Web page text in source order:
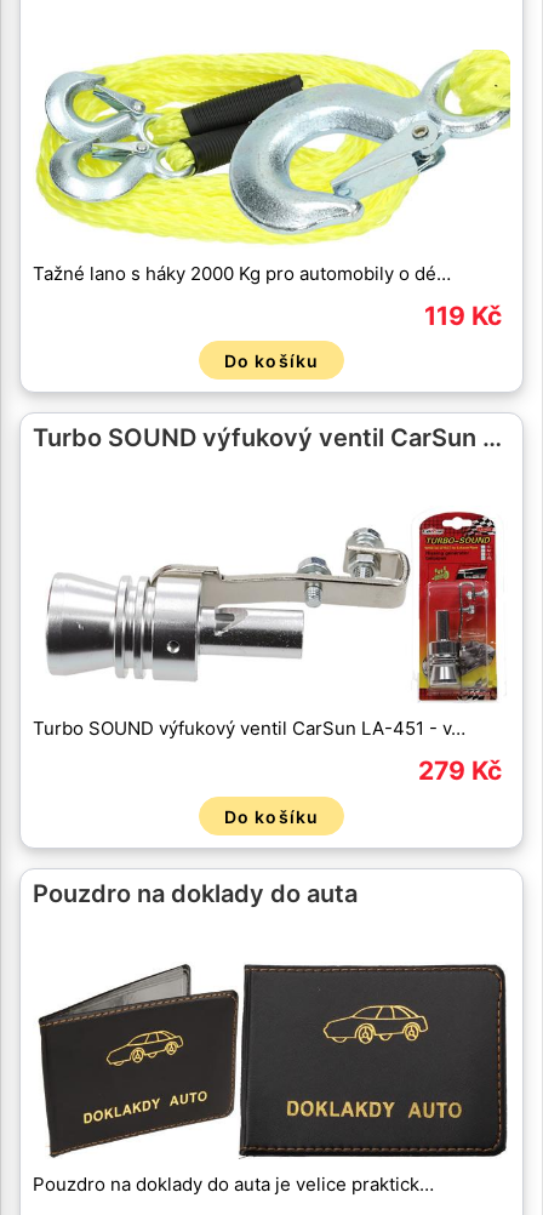
Tažné lano s háky 2000 Kg pro automobily o dé…
119 Kč
Do košíku
Turbo SOUND výfukový ventil CarSun …
Turbo SOUND výfukový ventil CarSun LA-451 - v…
279 Kč
Do košíku
Pouzdro na doklady do auta
Pouzdro na doklady do auta je velice praktick…